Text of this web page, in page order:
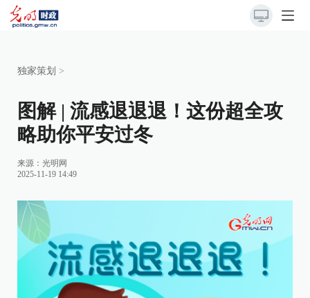
独家策划 >
图解 | 流感退退退！这份超全攻
略助你平安过冬
来源： 光明网
2025-11-19 14:49